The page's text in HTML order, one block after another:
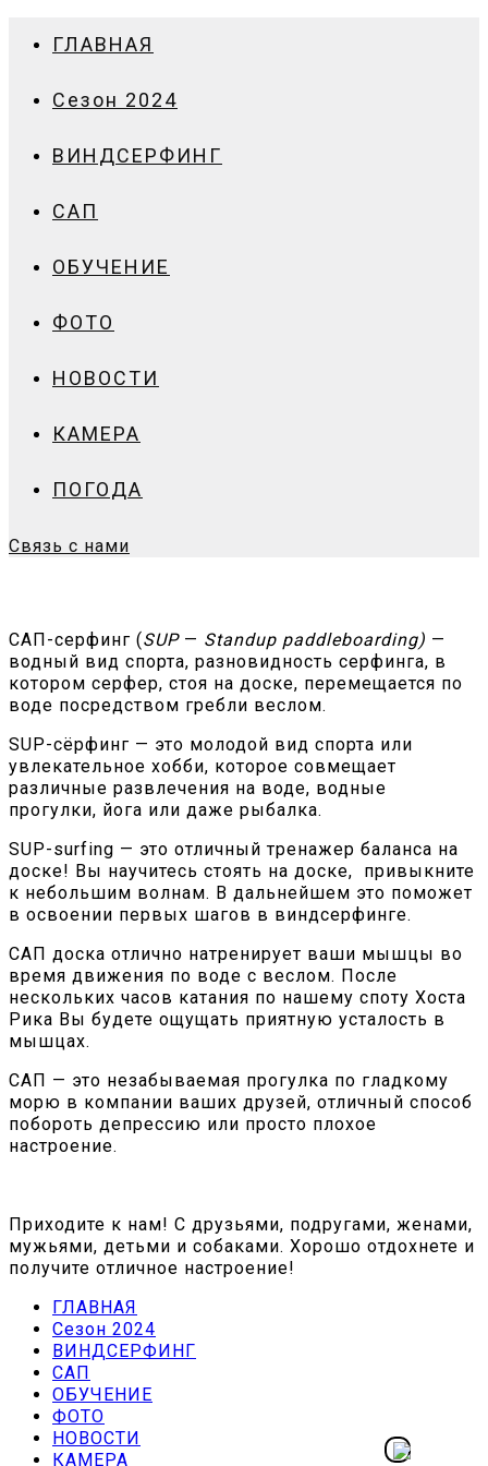
ГЛАВНАЯ
Сезон 2024
ВИНДСЕРФИНГ
САП
ОБУЧЕНИЕ
ФОТО
НОВОСТИ
КАМЕРА
ПОГОДА
Связь с нами
САП-серфинг (SUP— Standup paddleboarding) —
водный вид спорта, разновидность серфинга, в
котором серфер, стоя на доске, перемещается по
воде посредством гребли веслом.
SUP-сёрфинг — это молодой вид спорта или
увлекательное хобби, которое совмещает
различные развлечения на воде, водные
прогулки, йога или даже рыбалка.
SUP-surfing — это отличный тренажер баланса на
доске! Вы научитесь стоять на доске, привыкните
к небольшим волнам. В дальнейшем это поможет
в освоении первых шагов в виндсерфинге.
САП доска отлично натренирует ваши мышцы во
время движения по воде с веслом. После
нескольких часов катания по нашему споту Хоста
Рика Вы будете ощущать приятную усталость в
мышцах.
САП — это незабываемая прогулка по гладкому
морю в компании ваших друзей, отличный способ
побороть депрессию или просто плохое
настроение.
Приходите к нам! С друзьями, подругами, женами,
мужьями, детьми и собаками. Хорошо отдохнете и
получите отличное настроение!
ГЛАВНАЯ
Сезон 2024
ВИНДСЕРФИНГ
САП
ОБУЧЕНИЕ
ФОТО
НОВОСТИ
КАМЕРА